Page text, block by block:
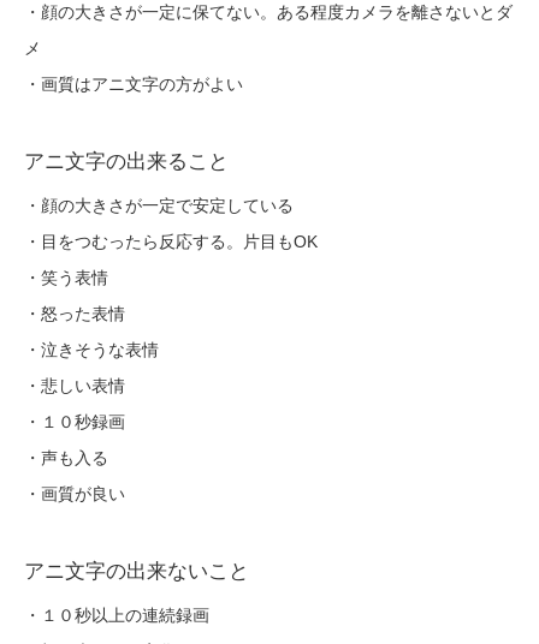
・顔の大きさが一定に保てない。ある程度カメラを離さないとダ
メ
・画質はアニ文字の方がよい
アニ文字の出来ること
・顔の大きさが一定で安定している
・目をつむったら反応する。片目もOK
・笑う表情
・怒った表情
・泣きそうな表情
・悲しい表情
・１０秒録画
・声も入る
・画質が良い
アニ文字の出来ないこと
・１０秒以上の連続録画